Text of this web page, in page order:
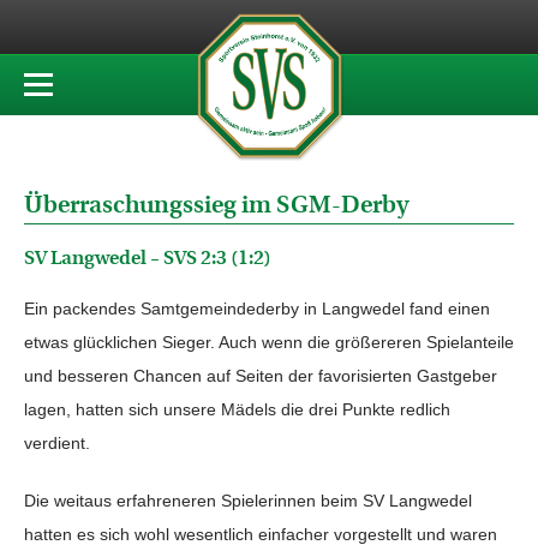
Überraschungssieg im SGM-Derby
SV Langwedel – SVS 2:3 (1:2)
Ein packendes Samtgemeindederby in Langwedel fand einen
etwas glücklichen Sieger. Auch wenn die größereren Spielanteile
und besseren Chancen auf Seiten der favorisierten Gastgeber
lagen, hatten sich unsere Mädels die drei Punkte redlich
verdient.
Die weitaus erfahreneren Spielerinnen beim SV Langwedel
hatten es sich wohl wesentlich einfacher vorgestellt und waren